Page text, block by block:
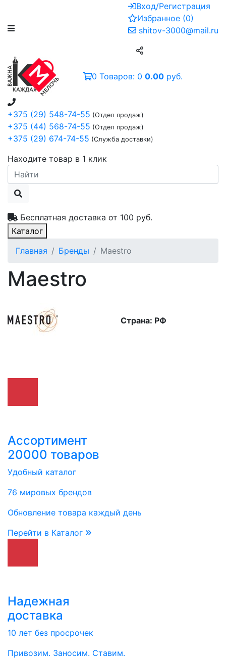
Вход/Регистрация
Избранное (0)
shitov-3000@mail.ru
+375 (29) 548-74-55 (Отдел продаж)
+375 (44) 568-74-55 (Отдел продаж)
+375 (29) 674-74-55 (Служба доставки)
Находите товар в 1 клик
Бесплатная доставка от 100 руб.
0 Товаров: 0 0.00 руб.
Каталог
Главная
Бренды Maestro
Maestro
Страна: РФ
Ассортимент
20000 товаров
Удобный каталог
76 мировых брендов
Обновление товара каждый день
Перейти в Каталог
Надежная
доставка
10 лет без просрочек
Привозим. Заносим. Ставим.